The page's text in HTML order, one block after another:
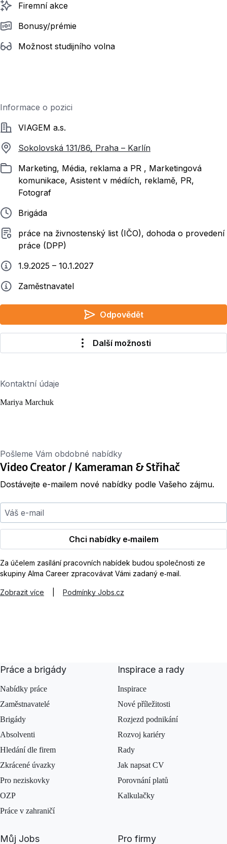
Firemní akce
Bonusy/prémie
Možnost studijního volna
Informace o pozici
SpolečnostVIAGEM a.s.
Sokolovská 131/86, Praha – Karlín
ZařazenoMarketing, Média, reklama a PR , Marketingová
komunikace, Asistent v médiích, reklamě, PR,
Fotograf
Typ pracovního poměru
Brigáda
Typ smluvního vztahu
práce na živnostenský list (IČO), dohoda o provedení
práce (DPP)
Typ práce1.9.2025 – 10.1.2027
ZadavatelZaměstnavatel
Odpovědět
Další možnosti
Kontaktní údaje
Mariya Marchuk
Pošleme Vám obdobné nabídky
Video Creator / Kameraman & Střihač
Dostávejte e-mailem nové nabídky podle Vašeho zájmu.
Váš e-mail
Chci nabídky e‑mailem
Za účelem zasílání pracovních nabídek budou společnosti ze
skupiny Alma Career zpracovávat Vámi zadaný e‑mail.
Zobrazit více Podmínky Jobs.cz
Práce a brigády
Nabídky práce
Zaměstnavatelé
Brigády
Absolventi
Hledání dle firem
Zkrácené úvazky
Pro neziskovky
OZP
Práce v zahraničí
Inspirace a rady
Inspirace
Nové příležitosti
Rozjezd podnikání
Rozvoj kariéry
Rady
Jak napsat CV
Porovnání platů
Kalkulačky
Můj Jobs Pro firmy